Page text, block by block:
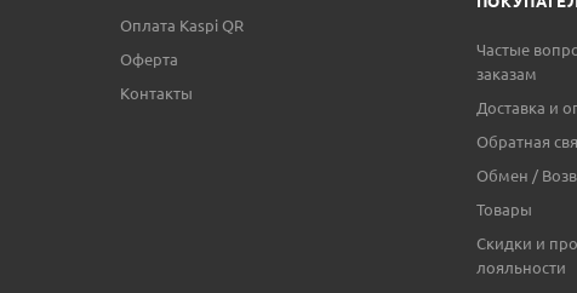
Оплата Kaspi QR
Оферта
Контакты
Частые
заказам
Доставка и
Обратная
Обмен /
Товары
Скидки и
лояльности